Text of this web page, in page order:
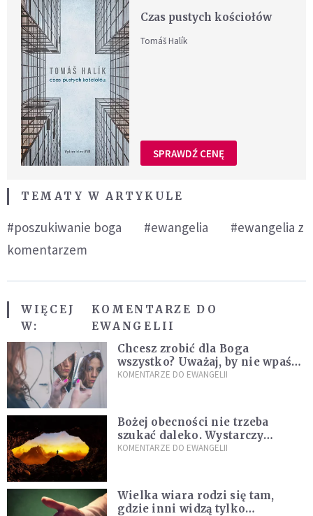
Czas pustych kościołów
Tomáš Halík
SPRAWDŹ CENĘ
TEMATY W ARTYKULE
#poszukiwanie boga #ewangelia
#ewangelia z
komentarzem
WIĘCEJ
W:
KOMENTARZE DO
EWANGELII
Chcesz zrobić dla Boga
wszystko? Uważaj, by nie wpaść
w groźną pułapkę
KOMENTARZE DO EWANGELII
Bożej obecności nie trzeba
szukać daleko. Wystarczy
nauczyć się słuchać
KOMENTARZE DO EWANGELII
Wielka wiara rodzi się tam,
gdzie inni widzą tylko